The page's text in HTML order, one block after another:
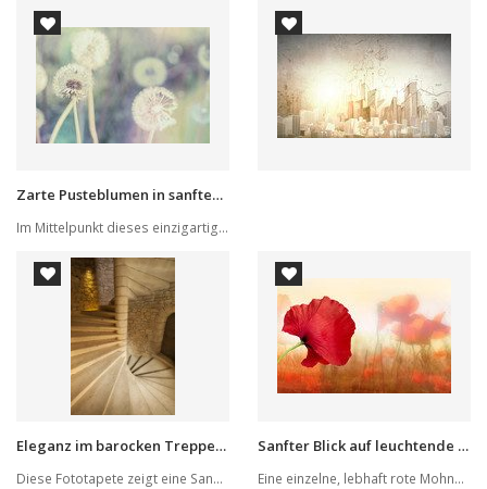
Zarte Pusteblumen in sanftem Frühlingslicht
Im Mittelpunkt dieses einzigartigen Wandbildes ...
Eleganz im barocken Treppenhaus
Diese Fototapete zeigt eine Sandsteinwendeltrep...
Sanfter Blick auf leuchtende Mohnblumen
Eine einzelne, lebhaft rote Mohnblume steht im ...